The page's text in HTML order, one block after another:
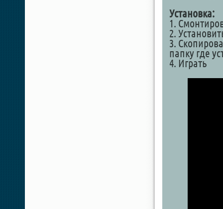
Установка:
1.
2.
3.
папку где
4. Играть